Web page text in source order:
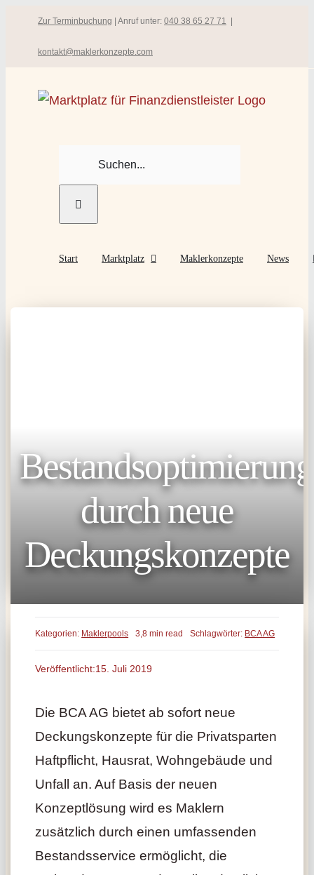
springen
Zur Terminbuchung | Anruf unter: 040 38 65 27 71
kontakt@maklerkonzepte.com
Start Marktplatz Maklerkonzepte News
Bestandsoptimierung
durch neue
Deckungskonzepte
Kategorien: Maklerpools 3,8 min read Schlagwörter: BCA AG
Veröffentlicht:15. Juli 2019
Die BCA AG bietet ab sofort neue
Deckungskonzepte für die Privatsparten
Haftpflicht, Hausrat, Wohngebäude und
Unfall an. Auf Basis der neuen
Konzeptlösung wird es Maklern
zusätzlich durch einen umfassenden
Bestandsservice ermöglicht, die